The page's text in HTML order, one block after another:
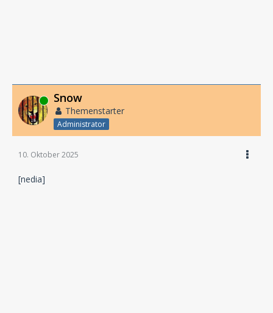
Online Snow
Themenstarter
Administrator
10. Oktober 2025
[nedia]